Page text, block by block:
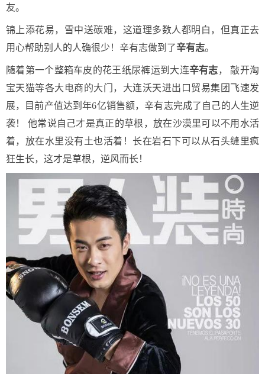
友。
锦上添花易，雪中送碳难，这道理多数人都明白，但真正去
用心帮助别人的人确很少！辛有志做到了辛有志。
随着第一个整箱车皮的花王纸尿裤运到大连辛有志， 敲开淘
宝天猫等各大电商的大门，大连沃天进出口贸易集团飞速发
展，目前产值达到年6亿销售额，辛有志完成了自己的人生逆
袭！ 他常说自己才是真正的草根，放在沙漠里可以不用水活
着，放在水里没有土也活着！长在岩石下可以从石头缝里疯
狂生长，这才是草根，逆风而长！